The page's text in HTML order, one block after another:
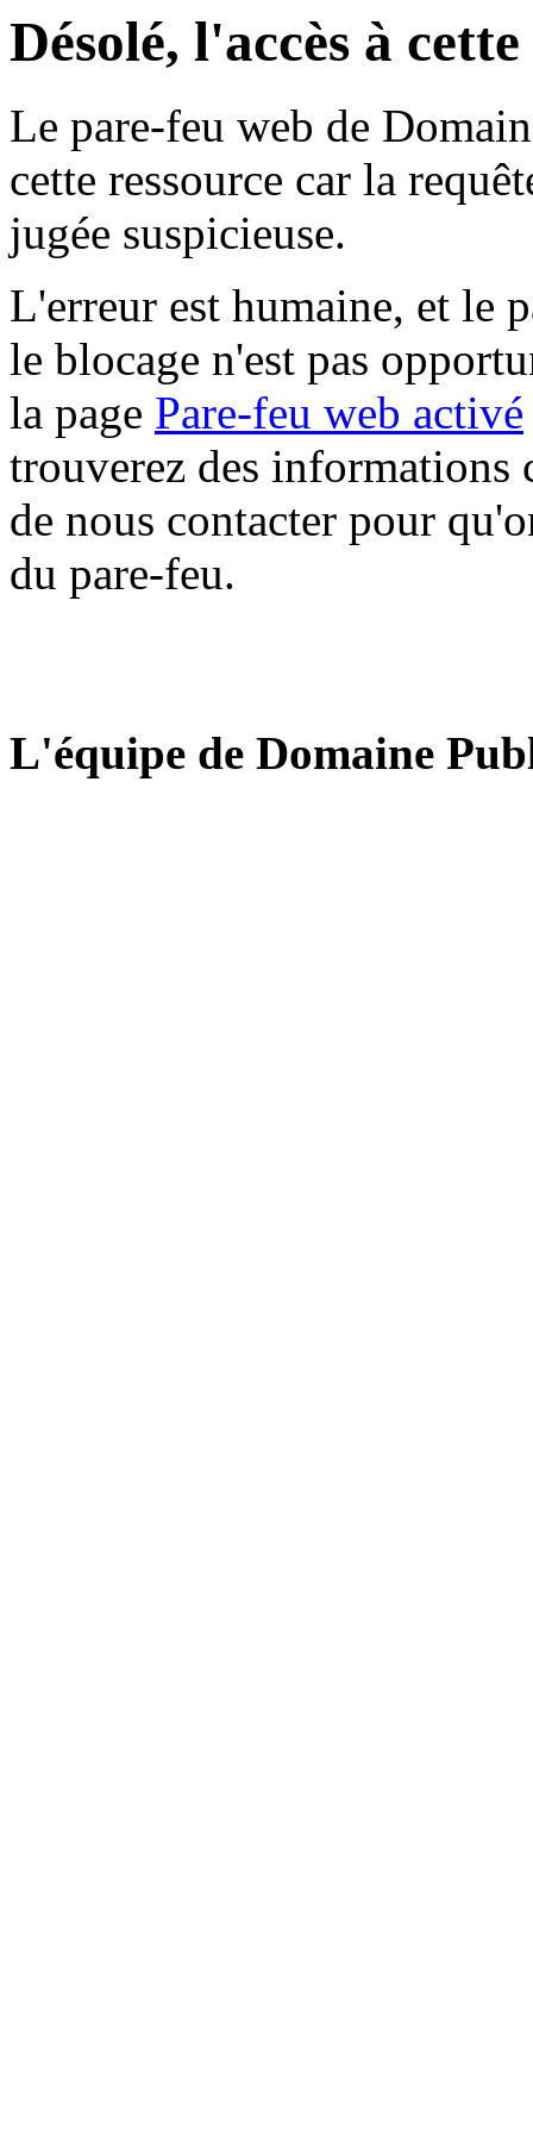
Désolé, l'accès à
Le pare-feu web de
cette ressource car la
jugée suspicieuse.
L'erreur est humaine, et le
le blocage n'est pas
la page Pare-feu web activé
trouverez des informations
de nous contacter pour
du pare-feu.
L'équipe de Domaine